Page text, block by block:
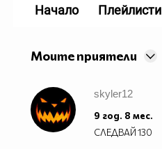
Моите приятели
skyler12
9 год. 8 мес.
СЛЕДВАЙ130
Начало Плейлисти